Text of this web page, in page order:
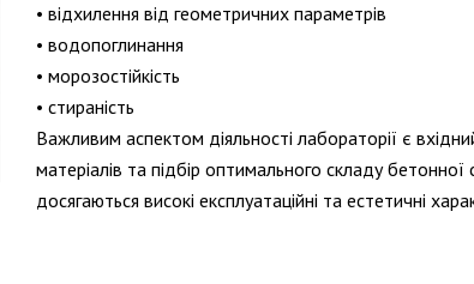
• відхилення від геометричних параметрів
• водопоглинання
• морозостійкість
• стираність
Важливим аспектом діяльності лабораторії є
матеріалів та підбір оптимального складу бетонної
досягаються високі експлуатаційні та естетичні